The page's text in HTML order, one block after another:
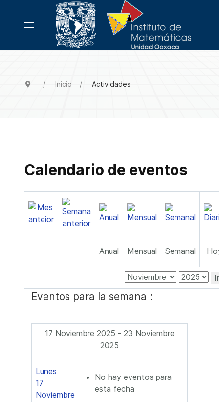
Inicio Actividades
Calendario de eventos
Anual Mensual Semanal
Eventos para la semana :
17 Noviembre 2025 - 23 Noviembre
2025
Lunes
17
Noviembre
No hay eventos para
esta fecha